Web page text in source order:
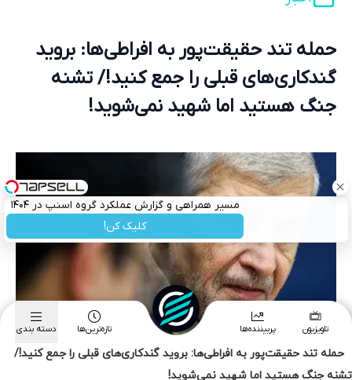
حمله تند حقیقت‌پور به افراطی‌ها: بروید گندکاری‌های قبلی را جمع کنید!/
تشنه جنگ هستید اما شهید نمی‌شوید!